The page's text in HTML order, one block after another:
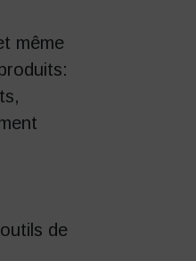
même
de